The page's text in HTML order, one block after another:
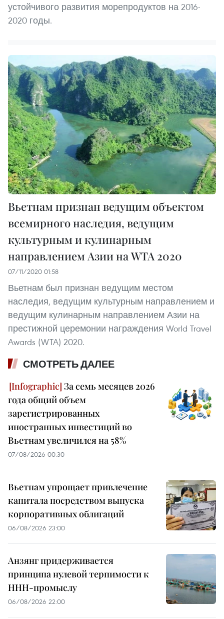
устойчивого развития морепродуктов на 2016-
2020 годы.
Вьетнам признан ведущим объектом
всемирного наследия, ведущим
культурным и кулинарным
направлением Азии на WTA 2020
07/11/2020 01:58
Вьетнам был признан ведущим местом
наследия, ведущим культурным направлением и
ведущим кулинарным направлением Азии на
престижной церемонии награждения World Travel
Awards (WTA) 2020.
СМОТРЕТЬ ДАЛЕЕ
За семь месяцев 2026
года общий объем
зарегистрированных
иностранных инвестиций во
Вьетнам увеличился на 58%
07/08/2026 00:30
Вьетнам упрощает привлечение
капитала посредством выпуска
корпоративных облигаций
06/08/2026 23:00
Анзянг придерживается
принципа нулевой терпимости к
ННН-промыслу
06/08/2026 22:00